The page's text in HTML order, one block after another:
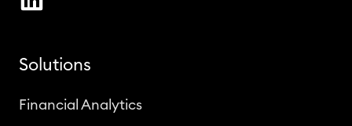
Solutions
Financial Analytics